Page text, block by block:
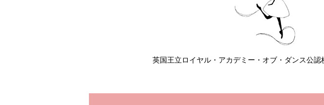
英国王立ロイヤル・アカデミー・オブ・ダンス公